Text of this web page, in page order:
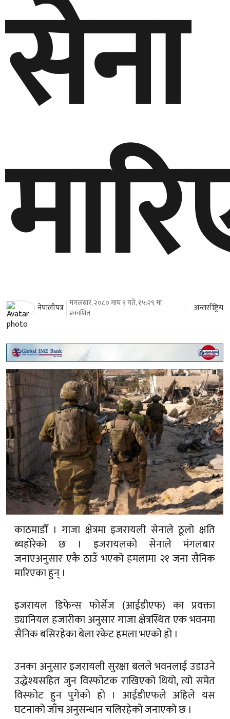
सेना
नेपालीपत्र मंगलबार, २०८० माघ ९ गते, १५:२९ मा
प्रकाशित
अन्तर्राष्ट्रिय
काठमाडौँ । गाजा क्षेत्रमा इजरायली सेनाले ठूलो क्षति
ब्यहोरेको छ । इजरायलको सेनाले मंगलबार
जनाएअनुसार एकै ठाउँ भएको हमलामा २१ जना सैनिक
मारिएका हुन् ।
इजरायल डिफेन्स फोर्सेज (आईडीएफ) का प्रवक्ता
ड्यानियल हजारीका अनुसार गाजा क्षेत्रस्थित एक भवनमा
सैनिक बसिरहेका बेला रकेट हमला भएको हो ।
उनका अनुसार इजरायली सुरक्षा बलले भवनलाई उडाउने
उद्धेश्यसहित जुन विस्फोटक राखिएको थियो, त्यो समेत
विस्फोट हुन पुगेको हो । आईडीएफले अहिले यस
घटनाको जाँच अनुसन्धान चलिरहेको जनाएको छ ।